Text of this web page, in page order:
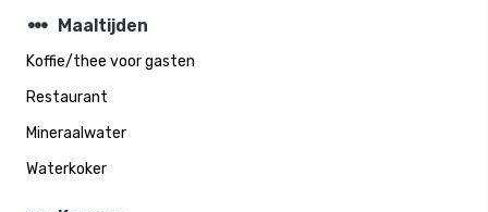
steppers Maaltijden
Koffie/thee voor gasten
Restaurant
Mineraalwater
Waterkoker